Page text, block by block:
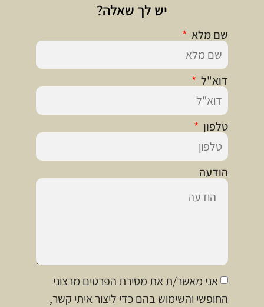
יש לך שאלה?
שם מלא
דוא"ל
טלפון
הודעה
אני מאשר/ת את מסירת הפרטים מרצוני
החופשי והשימוש בהם כדי ליצור איתי קשר,